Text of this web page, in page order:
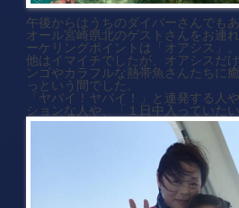
午後からはうちのダイバーさんでも
オール宮崎県北のゲストさんをお連
ーケリングポイントは「オアシス」。
他はイマイチでしたが、オアシスだ
ンゴやカラフルな熱帯魚さんたちに
っという間でした。
「ヤバイ！ヤバイ！」と連発する人
ションな人や、「１日中入っていた